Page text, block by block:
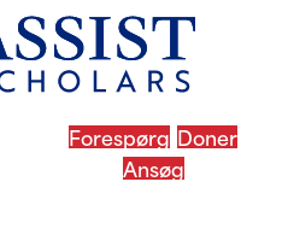
Forespørg Doner
Ansøg